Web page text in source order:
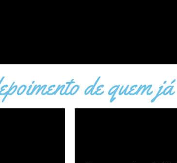
de quem